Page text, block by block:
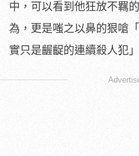
中，可以看到他狂放不羈的
為，更是嗤之以鼻的狠嗆
實只是齷齪的連續殺人犯